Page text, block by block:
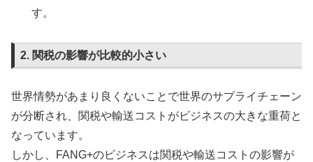
す。
2. 関税の影響が比較的小さい
世界情勢があまり良くないことで世界のサプライチェーン
が分断され、関税や輸送コストがビジネスの大きな重荷と
なっています。
しかし、FANG+のビジネスは関税や輸送コストの影響が